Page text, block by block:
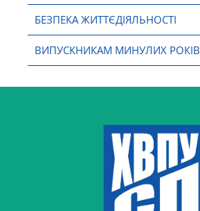
БЕЗПЕКА ЖИТТЄДІЯЛЬНОСТІ
ВИПУСКНИКАМ МИНУЛИХ РОКІВ